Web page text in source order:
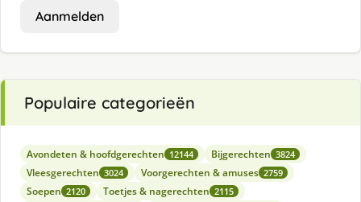
Aanmelden
Populaire categorieën
Avondeten & hoofdgerechten 12144 Bijgerechten 3824
Vleesgerechten 3024 Voorgerechten & amuses 2759
Soepen 2120 Toetjes & nagerechten 2115